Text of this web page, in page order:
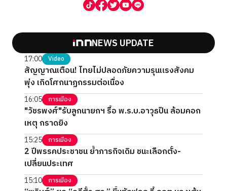
NEWS UPDATE
17:00 Video
สัญญาณเตือน! ไทยไม่ปลอดภัยความรุนแรงสังคม
พุ่ง เกิดโศกนาฏกรรมต่อเนื่อง
16:05 การเมือง
"วัชรพงศ์"รับลูกนายกฯ รื้อ พ.ร.บ.อาวุธปืน ล้อมคอก
เหตุ กราดยิง
15:25 การเมือง
2 ปีพรรคประชาชน ย้ำภารกิจเดิม ชนะเลือกตั้ง-
เปลี่ยนประเทศ
15:10 การเมือง